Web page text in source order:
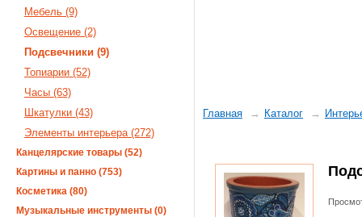
Главная Каталог
Мебель (9)
Освещение (2)
Подсвечники (9)
Топиарии (52)
Часы (63)
Шкатулки (43)
Элементы интерьера (272)
Канцелярские товары (52)
Картины и панно (753)
Косметика (80)
Музыкальные инструменты (0)